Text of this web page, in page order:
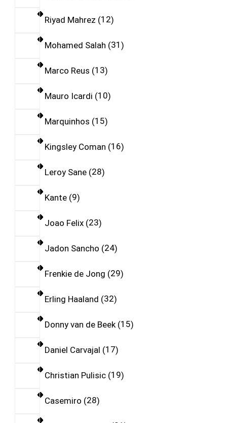
Riyad Mahrez 12
Mohamed Salah 31
Marco Reus 13
Mauro Icardi 10
Marquinhos 15
Kingsley Coman 16
Leroy Sane 28
Kante 9
Joao Felix 23
Jadon Sancho 24
Frenkie de Jong 29
Erling Haaland 32
Donny van de Beek 15
Daniel Carvajal 17
Christian Pulisic 19
Casemiro 28